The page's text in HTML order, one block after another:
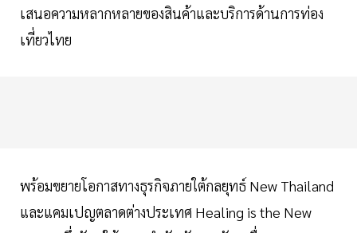
เสนอความหลากหลายของสินค้าและบริการด้านการท่อง
เที่ยวไทย
พร้อมขยายโอกาสทางธุรกิจภายใต้กลยุทธ์ New Thailand
และแคมเปญตลาดต่างประเทศ Healing is the New